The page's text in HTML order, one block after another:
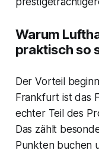
Warum
praktisch so
Der Vorteil
Frankfurt ist das
echter Teil des
Das zählt
Punkten buchen